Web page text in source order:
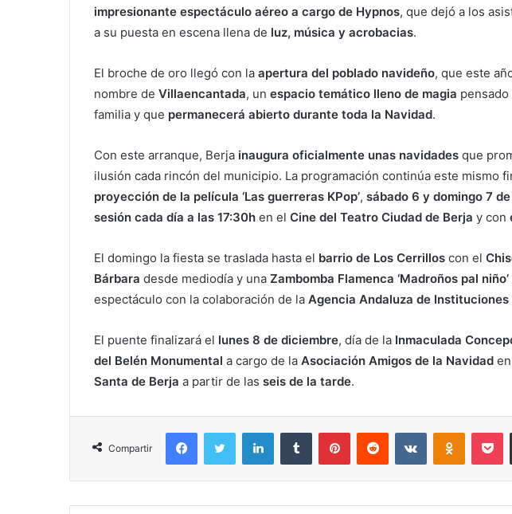
impresionante espectáculo aéreo a cargo de Hypnos, que dejó a los
a su puesta en escena llena de luz, música y acrobacias.
El broche de oro llegó con la apertura del poblado navideño, que este
nombre de Villaencantada, un espacio temático lleno de magia
familia y que permanecerá abierto durante toda la Navidad.
Con este arranque, Berja inaugura oficialmente unas navidades que
ilusión cada rincón del municipio. La programación continúa este mismo
proyección de la película ‘Las guerreras KPop’, sábado 6 y domingo 7
sesión cada día a las 17:30h en el Cine del Teatro Ciudad de Berja y con
El domingo la fiesta se traslada hasta el barrio de Los Cerrillos con el
Bárbara desde mediodía y una Zambomba Flamenca ‘Madroños pal
espectáculo con la colaboración de la Agencia Andaluza de
El puente finalizará el lunes 8 de diciembre, día de la Inmaculada
del Belén Monumental a cargo de la Asociación Amigos de la Navidad
Santa de Berja a partir de las seis de la tarde.
Compartir
FacebookTwitter LinkedInTumblr PinterestReddit VKontakte